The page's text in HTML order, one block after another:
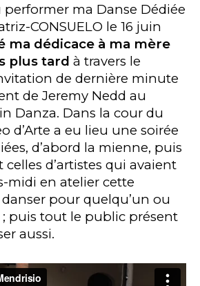
performer ma Danse Dédiée
CONSUELO le 16 juin
ma dédicace à ma mère
plus tard à travers le
de dernière minute
de Jeremy Nedd au
Danza. Dans la cour du
d’Arte a eu lieu une soirée
d’abord la mienne, puis
d’artistes qui avaient
midi en atelier cette
pour quelqu’un ou
puis tout le public présent
aussi.